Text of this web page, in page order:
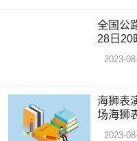
全国公
28日20
2023-
海狮表
场海狮
2023-